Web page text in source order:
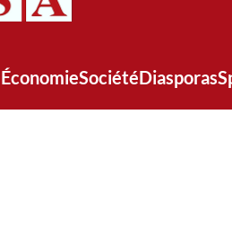
ÉconomieSociétéDiasporas